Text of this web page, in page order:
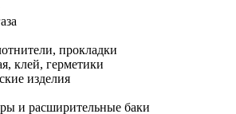
прокладки
клей, герметики
изделия
и расширительные баки